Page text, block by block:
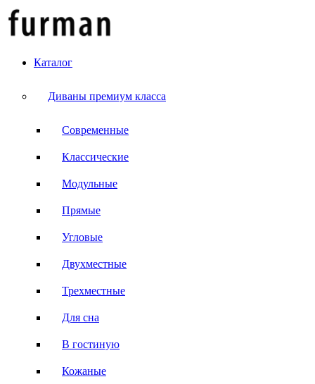
Каталог
Диваны премиум класса
Современные
Классические
Модульные
Прямые
Угловые
Двухместные
Трехместные
Для сна
В гостиную
Кожаные